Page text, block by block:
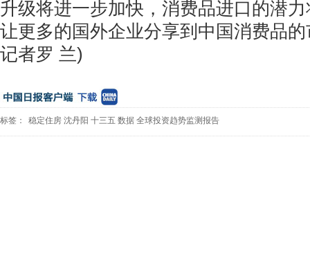
升级将进一步加快，消费品进口的潜
让更多的国外企业分享到中国消费品
记者罗 兰)
标签： 稳定住房 沈丹阳 十三五 数据 全球投资趋势监测报告